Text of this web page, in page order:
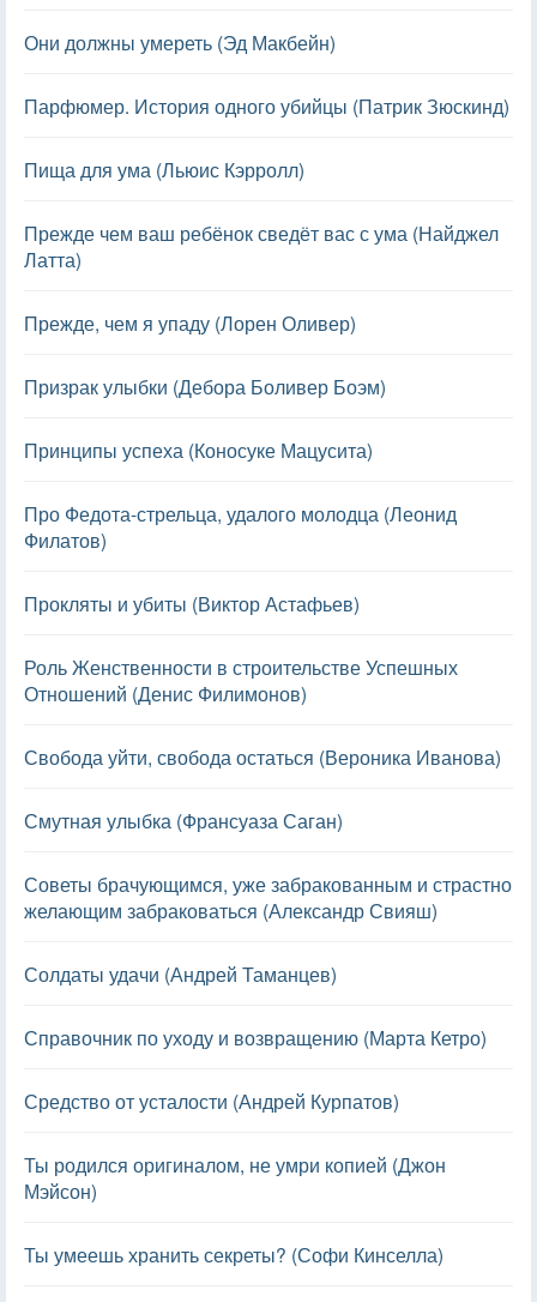
Они должны умереть (Эд Макбейн)
Парфюмер. История одного убийцы (Патрик Зюскинд)
Пища для ума (Льюис Кэрролл)
Прежде чем ваш ребёнок сведёт вас с ума (Найджел
Латта)
Прежде, чем я упаду (Лорен Оливер)
Призрак улыбки (Дебора Боливер Боэм)
Принципы успеха (Коносуке Мацусита)
Про Федота-стрельца, удалого молодца (Леонид
Филатов)
Прокляты и убиты (Виктор Астафьев)
Роль Женственности в строительстве Успешных
Отношений (Денис Филимонов)
Свобода уйти, свобода остаться (Вероника Иванова)
Смутная улыбка (Франсуаза Саган)
Советы брачующимся, уже забракованным и страстно
желающим забраковаться (Александр Свияш)
Солдаты удачи (Андрей Таманцев)
Справочник по уходу и возвращению (Марта Кетро)
Средство от усталости (Андрей Курпатов)
Ты родился оригиналом, не умри копией (Джон
Мэйсон)
Ты умеешь хранить секреты? (Софи Кинселла)